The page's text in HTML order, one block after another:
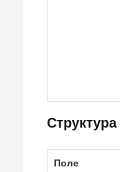
Структура
Поле